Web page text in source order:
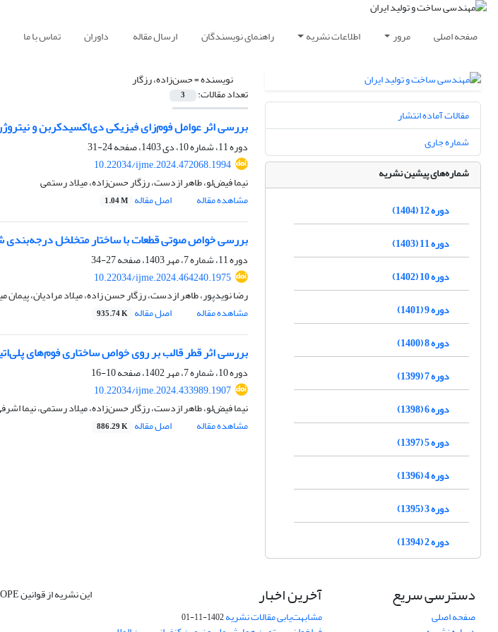
صفحه اصلی مرور اطلاعات نشریه راهنمای نویسندگان ارسال مقاله داوران تماس با ما
نویسنده =حسن‌زاده، رزگار
تعداد مقالات: 3
بررسی اثر عوامل فوم‌زای فیزیکی دی‌اکسیدکربن و
دوره 11، شماره 10، دی 1403، صفحه
24-31
10.22034/ijme.2024.472068.1994
نیما فیض‌لو، طاهر ازدست، رزگار حسن‌زاده، میلاد رستمی
مشاهده مقاله
اصل مقاله 1.04 M
بررسی خواص صوتی قطعات با ساختار متخلخل
دوره 11، شماره 7، مهر 1403، صفحه
27-34
10.22034/ijme.2024.464240.1975
رضا نویدپور، طاهر ازدست، رزگار حسن زاده، میلاد مرادیان، پیمان
مشاهده مقاله
اصل مقاله 935.74 K
بررسی اثر قطر قالب بر روی خواص ساختاری فوم‌های
دوره 10، شماره 7، مهر 1402، صفحه
10-16
10.22034/ijme.2024.433989.1907
نیما فیض‌لو، طاهر ازدست، رزگار حسن‌زاده، میلاد رستمی، نیما
مشاهده مقاله
اصل مقاله 886.29 K
مقالات آماده انتشار
شماره جاری
شماره‌های پیشین نشریه
دوره 12 (1404)
دوره 11 (1403)
دوره 10 (1402)
دوره 9 (1401)
دوره 8 (1400)
دوره 7 (1399)
دوره 6 (1398)
دوره 5 (1397)
دوره 4 (1396)
دوره 3 (1395)
دوره 2 (1394)
دسترسی سریع
صفحه اصلی
آخرین اخبار
مشابهت‌یابی مقالات نشریه1402-11-01
این نشریه از قوانین COPE تبعیت میکند.